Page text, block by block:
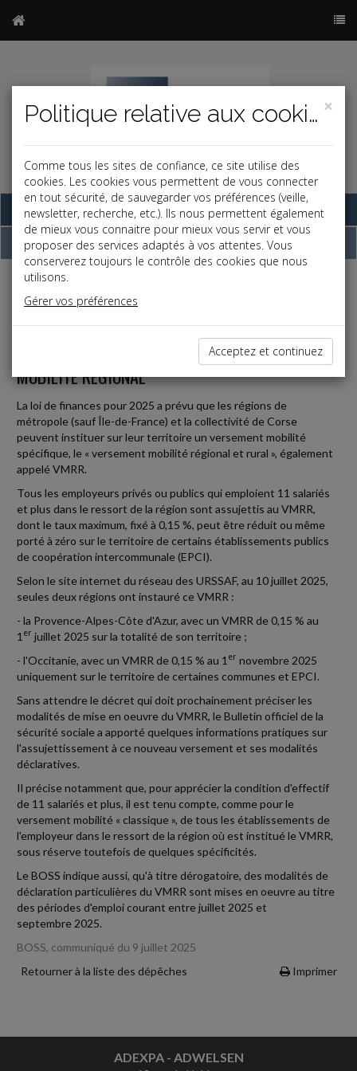
Base documentaire
Dépêches
Social, Paye
Date: 2025-07-22
PRÉCISIONS SUR LE NOUVEAU VERSEMENT
MOBILITÉ RÉGIONAL
La loi de finances pour 2025 a prévu que les régions de
métropole (sauf Île-de-France) et la collectivité de Corse
peuvent instituer sur leur territoire un versement mobilité
spécifique, le « versement mobilité régional et rural », également
appelé VMRR.
Tous les employeurs privés ou publics qui emploient 11 salariés
et plus dans le ressort de la région sont assujettis au VMRR,
dont le taux maximum, fixé à 0,15 %, peut être réduit ou même
porté à zéro sur le territoire de certains établissements publics
de coopération intercommunale (EPCI).
Selon le site internet du réseau des URSSAF, au 10 juillet 2025,
seules deux régions ont instauré ce VMRR :
- la Provence-Alpes-Côte d'Azur, avec un VMRR de 0,15 % au
1 er juillet 2025 sur la totalité de son territoire ;
- l'Occitanie, avec un VMRR de 0,15 % au 1 er novembre 2025
uniquement sur le territoire de certaines communes et EPCI.
Sans attendre le décret qui doit prochainement préciser les
modalités de mise en oeuvre du VMRR, le Bulletin officiel de la
sécurité sociale a apporté quelques informations pratiques sur
l'assujettissement à ce nouveau versement et ses modalités
déclaratives.
Il précise notamment que, pour apprécier la condition d'effectif
de 11 salariés et plus, il est tenu compte, comme pour le
versement mobilité « classique », de tous les établissements de
l'employeur dans le ressort de la région où est institué le VMRR,
sous réserve toutefois de quelques spécificités.
Le BOSS indique aussi, qu'à titre dérogatoire, des modalités de
déclaration particulières du VMRR sont mises en oeuvre au titre
des périodes d'emploi courant entre juillet 2025 et
septembre 2025.
BOSS, communiqué du 9 juillet 2025
Retourner à la liste des dépêches
Imprimer
ADEXPA - ADWELSEN
×
Politique relative aux cookies
Comme tous les sites de confiance, ce site utilise des
cookies. Les cookies vous permettent de vous connecter
en tout sécurité, de sauvegarder vos préférences (veille,
newsletter, recherche, etc.). Ils nous permettent également
de mieux vous connaitre pour mieux vous servir et vous
proposer des services adaptés à vos attentes. Vous
conserverez toujours le contrôle des cookies que nous
utilisons.
Gérer vos préférences
Acceptez et continuez